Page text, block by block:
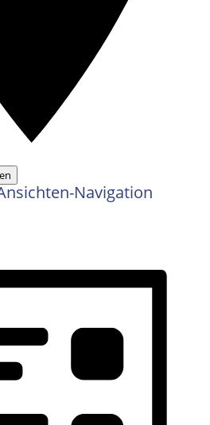
Navigation